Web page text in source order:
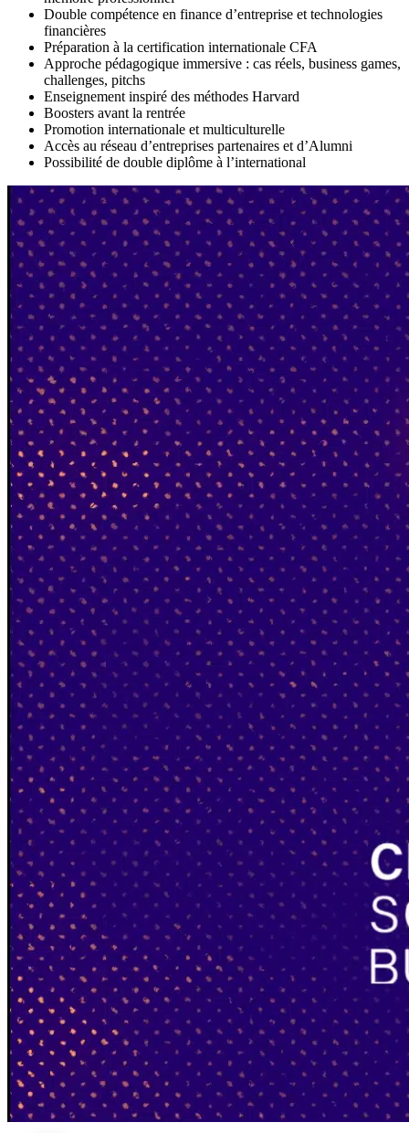
Double compétence en finance d’entreprise et technologies
financières
Préparation à la certification internationale CFA
Approche pédagogique immersive : cas réels, business games,
challenges, pitchs
Enseignement inspiré des méthodes Harvard
Boosters avant la rentrée
Promotion internationale et multiculturelle
Accès au réseau d’entreprises partenaires et d’Alumni
Possibilité de double diplôme à l’international